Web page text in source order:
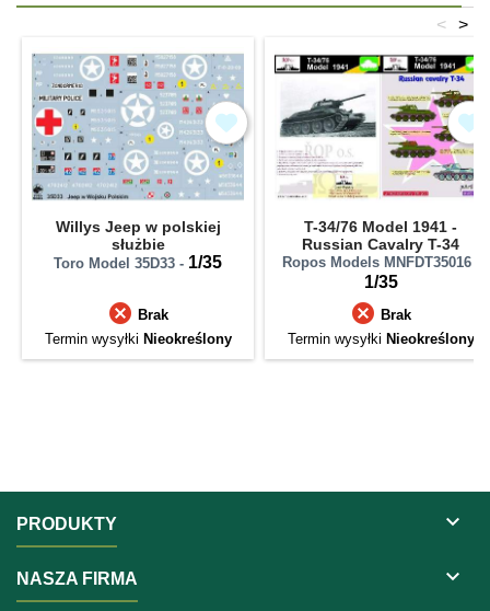
>
<
Willys Jeep w polskiej
służbie
Toro Model 35D33 - 1/35
 Brak
Termin wysyłki Nieokreślony
T-34/76 Model 1941 -
Russian Cavalry T-34
Ropos Models MNFDT35016 -
1/35
 Brak
Termin wysyłki Nieokreślony
PRODUKTY 
NASZA FIRMA 